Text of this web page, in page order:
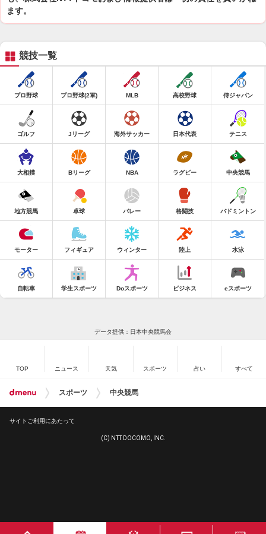
ます。
競技一覧
プロ野球 プロ野球(2軍) MLB 高校野球 侍ジャパン
ゴルフ Jリーグ 海外サッカー 日本代表 テニス
大相撲 Bリーグ NBA ラグビー 中央競馬
地方競馬 卓球 バレー 格闘技 バドミントン
モーター フィギュア ウィンター 陸上 水泳
自転車 学生スポーツ Doスポーツ ビジネス eスポーツ
データ提供：日本中央競馬会
TOP ニュース 天気 スポーツ 占い すべて
スポーツ 中央競馬
サイトご利用にあたって
(C) NTT DOCOMO, INC.